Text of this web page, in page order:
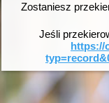
Zostaniesz
Jeśli
https://